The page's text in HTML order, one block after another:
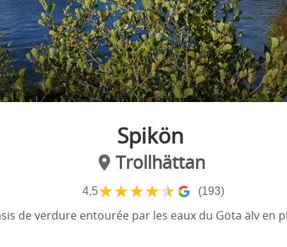
Spikön
Trollhättan
4,5★★★★★ (193)
de verdure entourée par les eaux du Göta älv en